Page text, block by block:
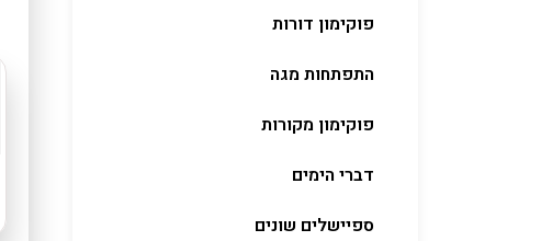
פוקימון דורות
התפתחות מגה
פוקימון מקורות
דברי הימים
ספיישלים שונים